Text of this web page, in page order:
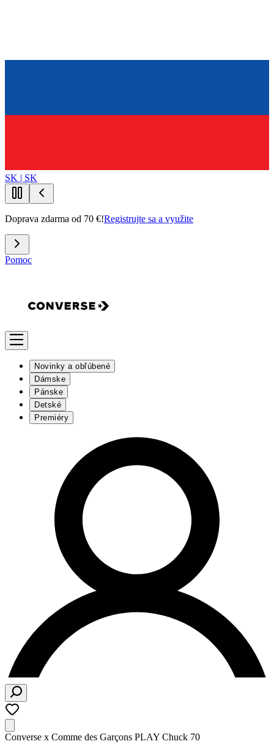
SK | SK
Doprava zdarma od 70 €!Registrujte sa a využite
Pomoc
Novinky a obľúbené
Dámske
Pánske
Detské
Premiéry
Converse x Comme des Garçons PLAY Chuck 70